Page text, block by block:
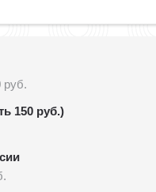
руб.
150 руб.)